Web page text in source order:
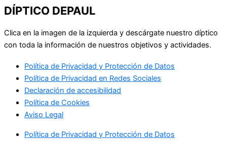
DÍPTICO DEPAUL
Clica en la imagen de la izquierda y descárgate nuestro díptico
con toda la información de nuestros objetivos y actividades.
Política de Privacidad y Protección de Datos
Política de Privacidad en Redes Sociales
Declaración de accesibilidad
Política de Cookies
Aviso Legal
Política de Privacidad y Protección de Datos